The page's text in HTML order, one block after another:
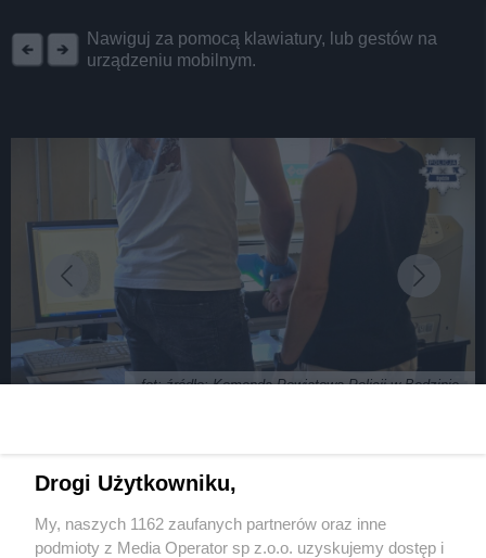
Nawiguj za pomocą klawiatury, lub gestów na
urządzeniu mobilnym.
fot: źródło: Komenda Powiatowa Policji w Będzinie
się… u swojej dziewczyny. Taka z niego dobra
partia?
Wydawca mediów lokalnych
Drogi Użytkowniku,
My, naszych 1162 zaufanych partnerów oraz inne
podmioty z Media Operator sp z.o.o. uzyskujemy dostęp i